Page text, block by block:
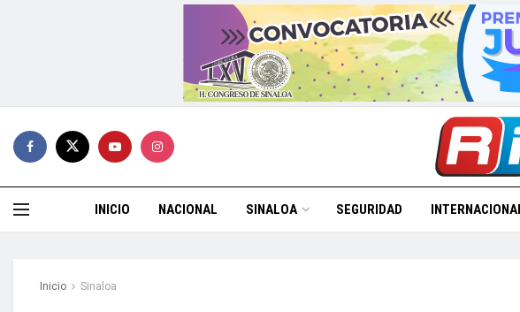
INICIO NACIONAL SINALOA SEGURIDAD
Inicio Sinaloa